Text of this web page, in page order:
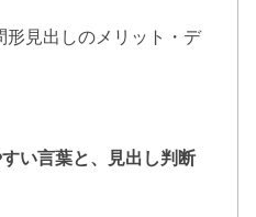
形見出しのメリット・デ
い言葉と、見出し判断